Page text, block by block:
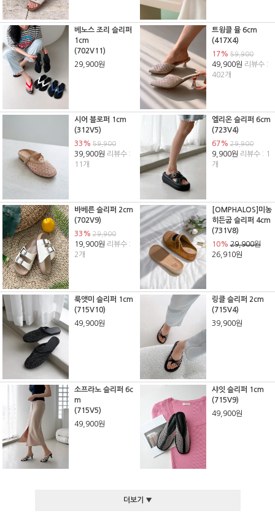
베노스 조리 슬리퍼
1cm
(702V11)
29,900원
트윙클 뮬 6cm
(417X4)
17%59,900
49,900원 리뷰수 :
402개
시어 블로퍼 1cm
(312V5)
33%59,900
39,900원 리뷰수 :
11개
엘리온 슬리퍼 6cm
(723V4)
67%29,900
9,900원 리뷰수 : 1
개
바베른 슬리퍼 2cm
(702V9)
33%29,900
19,900원 리뷰수 :
2개
[OMPHALOS]미농
히든굽 슬리퍼 4cm
(731V8)
10% 29,900원
26,910원
룩앳미 슬리퍼 1cm
(715V10)
49,900원
링클 슬리퍼 2cm
(715V4)
39,900원
소프라노 슬리퍼 6c
m
(715V5)
49,900원
샤잇 슬리퍼 1cm
(715V9)
49,900원
더보기 ▼